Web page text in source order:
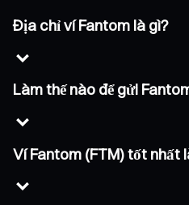
Địa chỉ ví Fantom là gì?
Làm thế nào để gửi
Ví Fantom (FTM) tốt nhất